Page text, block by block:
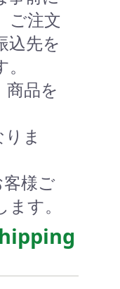
ご注文
込先を
商品を
ま
様ご
す。